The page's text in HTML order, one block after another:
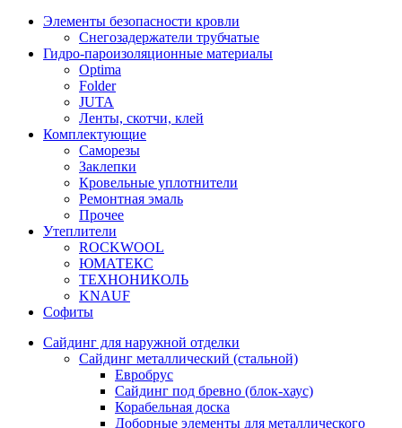
Элементы безопасности кровли
Снегозадержатели трубчатые
Гидро-пароизоляционные материалы
Optima
Folder
JUTA
Ленты, скотчи, клей
Комплектующие
Саморезы
Заклепки
Кровельные уплотнители
Ремонтная эмаль
Прочее
Утеплители
ROCKWOOL
ЮМАТЕКС
ТЕХНОНИКОЛЬ
KNAUF
Софиты
Сайдинг для наружной отделки
Сайдинг металлический (стальной)
Евробрус
Сайдинг под бревно (блок-хаус)
Корабельная доска
Доборные элементы для металлического